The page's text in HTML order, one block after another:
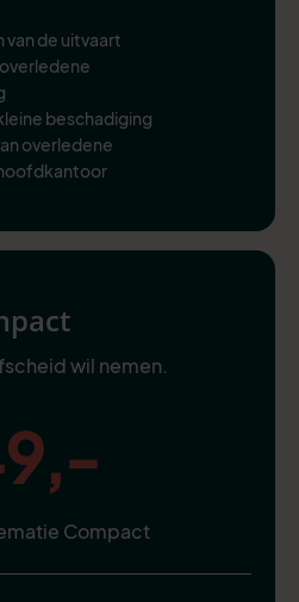
van de uitvaart
beschadiging
overledene
wil nemen.
Compact